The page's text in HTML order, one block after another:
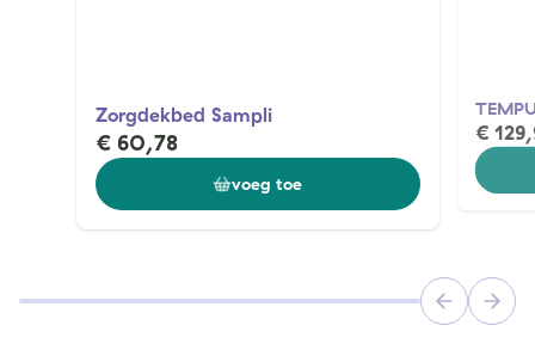
Zorgdekbed Sampli
€ 60,78
voeg toe
€